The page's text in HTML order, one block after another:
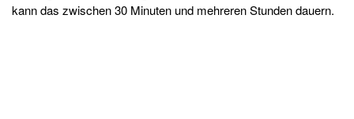
kann das zwischen 30 Minuten und mehreren Stunden dauern.